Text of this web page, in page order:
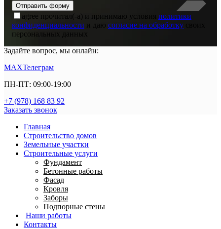
agree прочитал(-а) и принимаю условия политики
конфиденциальности и даю согласие на обработку
персональных данных
Задайте вопрос, мы онлайн:
MAXТелеграм
ПН-ПТ: 09:00-19:00
+7 (978) 168 83 92
Заказать звонок
Главная
Строительство домов
Земельные участки
Строительные услуги
Фундамент
Бетонные работы
Фасад
Кровля
Заборы
Подпорные стены
Наши работы
Контакты